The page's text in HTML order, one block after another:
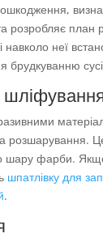
розробляє план
навколо неї
брудкуванню
розшарування.
шару фарби.
шпатлівку для
.